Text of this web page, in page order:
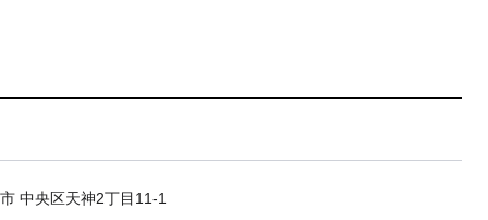
中央区天神2丁目11-1